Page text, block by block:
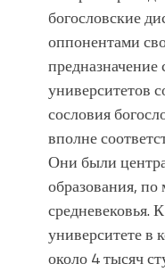
богословские
оппонентами
университетов
сословия
вполне
Они были
образования,
средневековья.
университете в
около 4 тысяч